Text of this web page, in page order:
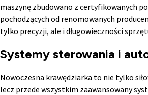
maszynę zbudowano z certyfikowanych
pochodzących od renomowanych
tylko precyzji, ale i długowieczności
Systemy sterowania i
Nowoczesna krawędziarka to nie tylko
lecz przede wszystkim zaawansowany